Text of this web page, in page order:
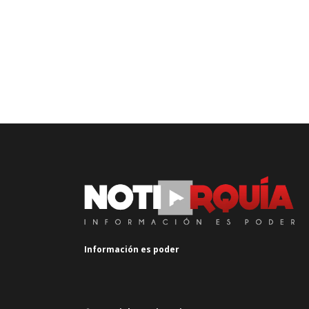
Información es poder